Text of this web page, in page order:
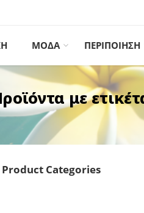
ΜΟΔΑ ΠΕΡΙΠΟΙΗΣΗ
με
Product Categories